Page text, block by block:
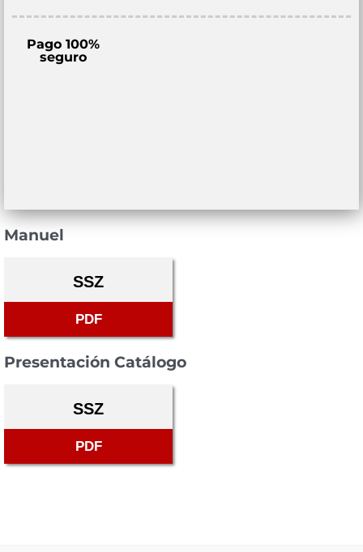
Pago 100%
seguro
Manuel
SSZ
PDF
Presentación Catálogo
SSZ
PDF